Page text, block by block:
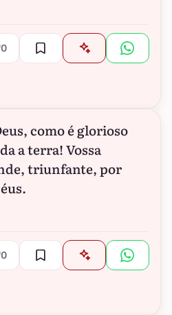
0
como é glorioso
a terra! Vossa
triunfante, por
0